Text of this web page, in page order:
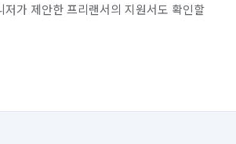
저가 제안한 프리랜서의 지원서도 확인할